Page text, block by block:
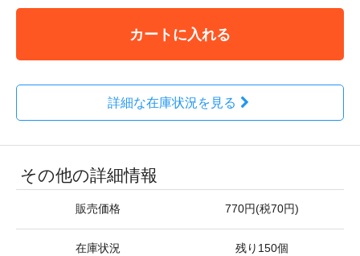
カートに入れる
詳細な在庫状況を見る
その他の詳細情報
販売価格 770円(税70円)
在庫状況 残り150個